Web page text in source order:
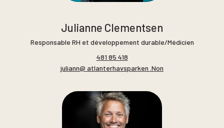
Julianne Clementsen
Responsable RH et développement durable/Médicien
481 85 418
juliann@ atlanterhavsparken .Non